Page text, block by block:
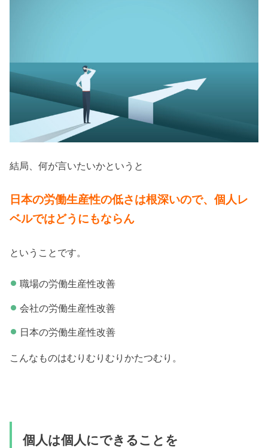
結局、何が言いたいかというと
日本の労働生産性の低さは根深いので、個人レ
ベルではどうにもならん
ということです。
職場の労働生産性改善
会社の労働生産性改善
日本の労働生産性改善
こんなものはむりむりむりかたつむり。
個人は個人にできることを